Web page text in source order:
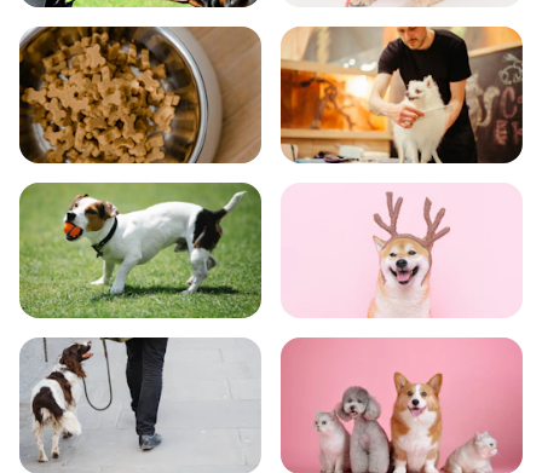
飼い方 健康
食事 お手入れ
トレーニング グッズ